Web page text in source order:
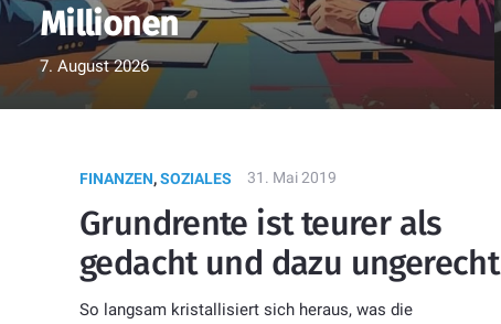
Millionen
7. August 2026
FINANZEN,SOZIALES 31. Mai 2019
Grundrente ist teurer als
gedacht und dazu ungerecht
So langsam kristallisiert sich heraus, was die